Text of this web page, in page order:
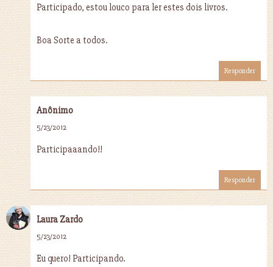
Participado, estou louco para ler estes dois livros.
Boa Sorte a todos.
Responder
Anônimo
5/23/2012
Participaaando!!
Responder
Laura Zardo
5/23/2012
Eu quero! Participando.